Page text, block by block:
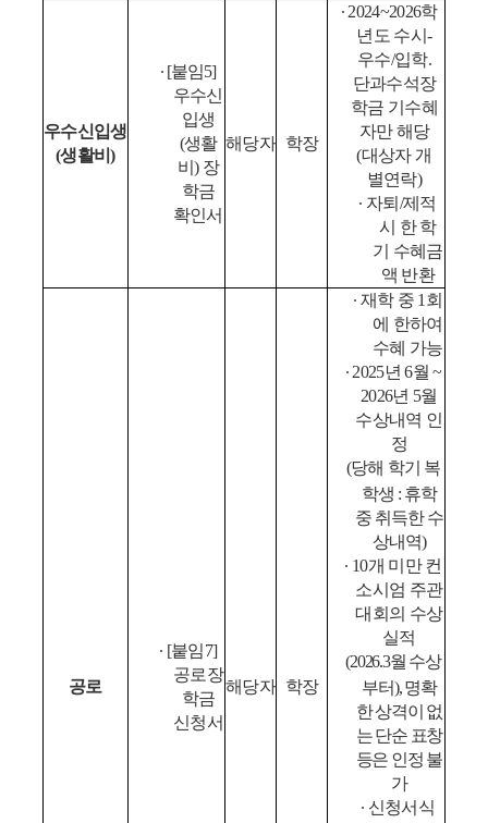
우수신입생
(생활비)
∙ [붙임5]
우수신
입생
(생활
비) 장
학금
확인서
해당자 학장
∙ 2024~2026학
년도 수시-
우수/입학.
단과수석장
학금 기수혜
자만 해당
(대상자 개
별연락)
∙ 자퇴 /제적
시 한 학
기 수혜금
액 반환
공로
∙ [붙임7]
공로장
학금
신청서
해당자 학장
∙ 재학 중 1 회
에 한하여
수혜 가능
∙ 2025년6월~
2026년 5월
수상내역 인
정
(당해 학기 복
학생 : 휴학
중 취득한 수
상내역)
∙ 10개 미만 컨
소시엄 주관
대회의 수상
실적
(2026.3월 수상
부터),명확
한 상격이 없
는 단순 표창
등은 인정 불
가
∙ 신청서식